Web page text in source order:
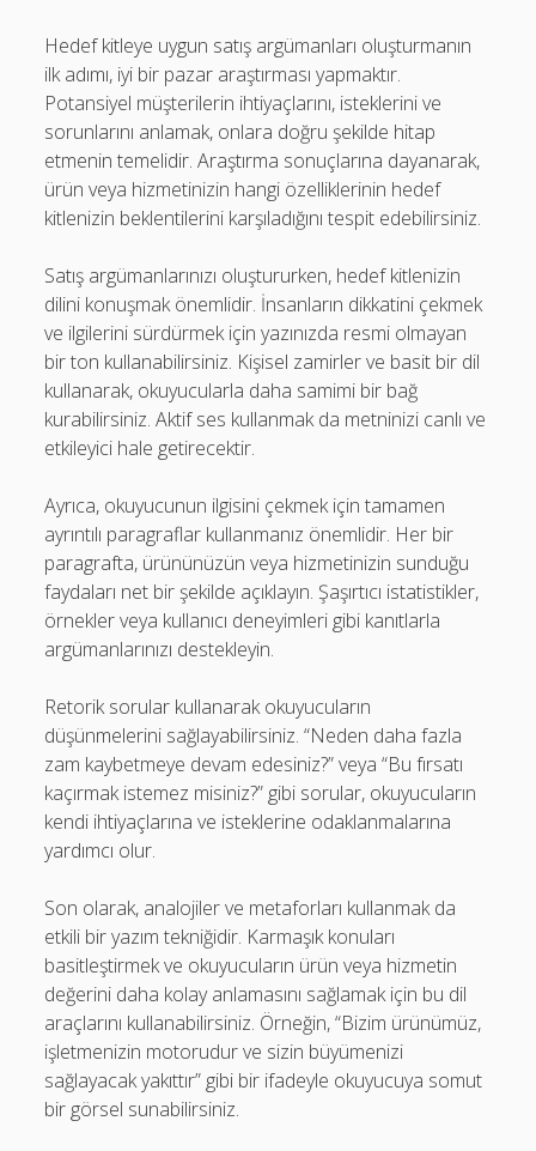
Hedef kitleye uygun satış argümanları oluşturmanın
ilk adımı, iyi bir pazar araştırması yapmaktır.
Potansiyel müşterilerin ihtiyaçlarını, isteklerini ve
sorunlarını anlamak, onlara doğru şekilde hitap
etmenin temelidir. Araştırma sonuçlarına dayanarak,
ürün veya hizmetinizin hangi özelliklerinin hedef
kitlenizin beklentilerini karşıladığını tespit edebilirsiniz.
Satış argümanlarınızı oluştururken, hedef kitlenizin
dilini konuşmak önemlidir. İnsanların dikkatini çekmek
ve ilgilerini sürdürmek için yazınızda resmi olmayan
bir ton kullanabilirsiniz. Kişisel zamirler ve basit bir dil
kullanarak, okuyucularla daha samimi bir bağ
kurabilirsiniz. Aktif ses kullanmak da metninizi canlı ve
etkileyici hale getirecektir.
Ayrıca, okuyucunun ilgisini çekmek için tamamen
ayrıntılı paragraflar kullanmanız önemlidir. Her bir
paragrafta, ürününüzün veya hizmetinizin sunduğu
faydaları net bir şekilde açıklayın. Şaşırtıcı istatistikler,
örnekler veya kullanıcı deneyimleri gibi kanıtlarla
argümanlarınızı destekleyin.
Retorik sorular kullanarak okuyucuların
düşünmelerini sağlayabilirsiniz. “Neden daha fazla
zam kaybetmeye devam edesiniz?” veya “Bu fırsatı
kaçırmak istemez misiniz?” gibi sorular, okuyucuların
kendi ihtiyaçlarına ve isteklerine odaklanmalarına
yardımcı olur.
Son olarak, analojiler ve metaforları kullanmak da
etkili bir yazım tekniğidir. Karmaşık konuları
basitleştirmek ve okuyucuların ürün veya hizmetin
değerini daha kolay anlamasını sağlamak için bu dil
araçlarını kullanabilirsiniz. Örneğin, “Bizim ürünümüz,
işletmenizin motorudur ve sizin büyümenizi
sağlayacak yakıttır” gibi bir ifadeyle okuyucuya somut
bir görsel sunabilirsiniz.